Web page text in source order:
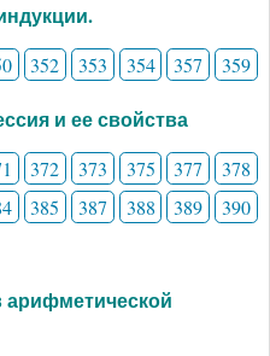
352 353 354 357 359
и ее свойства
372 373 375 377
378
385 387 388 389
390